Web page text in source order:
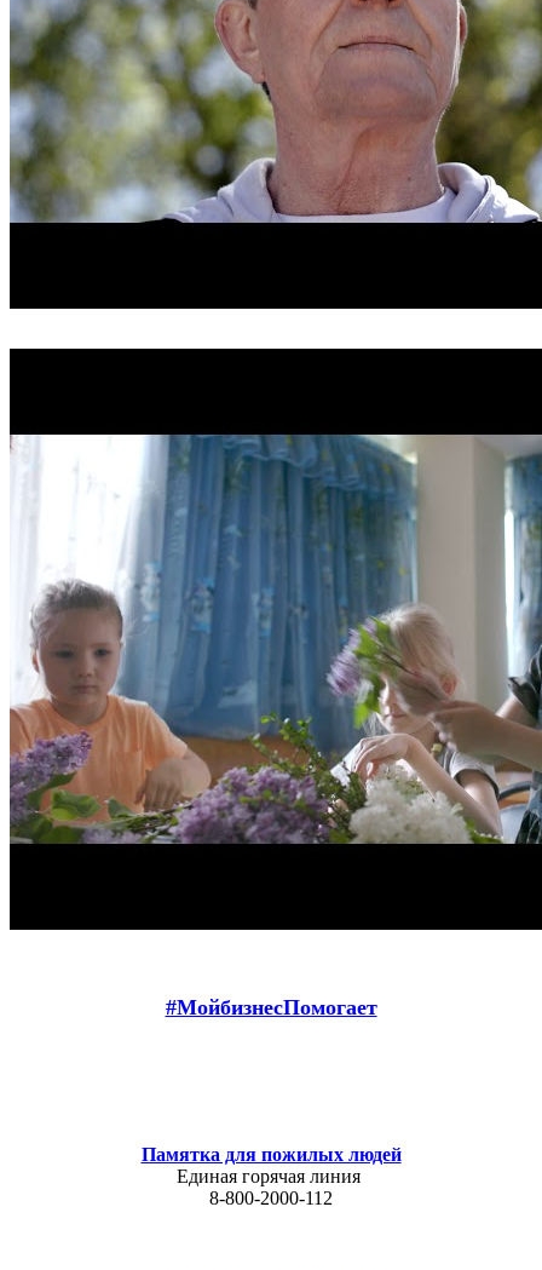
#МойбизнесПомогает
Памятка для пожилых людей
Единая горячая линия
8-800-2000-112